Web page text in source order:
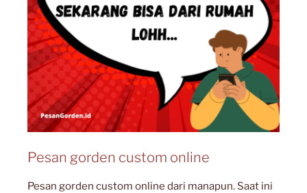
Pesan gorden custom online
Pesan gorden custom online dari manapun. Saat ini